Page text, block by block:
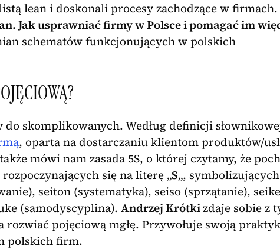
lean i doskonali procesy zachodzące w firmach.
Jak usprawniać firmy w Polsce i pomagać im
schematów funkcjonujących w polskich
do skomplikowanych. Według definicji
, oparta na dostarczaniu klientom produktów/
mówi nam zasada 5S, o której czytamy, że
się na literę „S„, symbolizujących
seiton (systematyka), seiso (sprzątanie),
(samodyscyplina). Andrzej Krótkizdaje sobie z
rozwiać pojęciową mgłę. Przywołuje swoją
polskich firm.